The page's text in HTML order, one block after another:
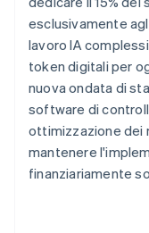
esclusivamente
lavoro IA
token digitali per
nuova ondata di
software di
ottimizzazione dei
mantenere
finanziariamente